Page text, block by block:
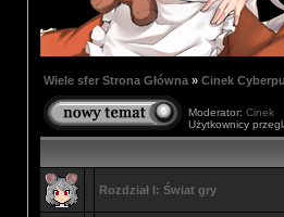
Wiele sfer Strona Główna» Cinek
Moderator: Cinek
Użytkownicy
Rozdział I: Świat gry